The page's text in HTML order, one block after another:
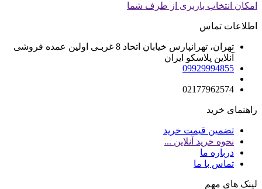
امکان انتخاب باربری از طرف شما
اطلاعات تماس
تهران، تهرانپارس خیابان اتحاد 8 غربـی اولین عمده فروشی
آنلاین پلاسکو ایران
09929994855
02177962574
راهنمای خرید
تضمین قیمت خرید
نحوه خرید آنلاین ...
درباره ما
تماس با ما
لینک های مهم